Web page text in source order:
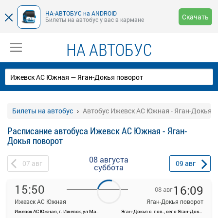
НА-АВТОБУС на ANDROID
Билеты на автобус у вас в кармане
Скачать
НА АВТОБУС
Билеты на автобус Автобус Ижевск АС Южная - Яган-Докья
Расписание автобуса Ижевск АС Южная - Яган-
Докья поворот
07 авг 08 августа
суббота 09 авг
15:50
Ижевск АС Южная
Ижевск АС Южная, г. Ижевск, ул Маяковского, 47
08 авг 16:09
Яган-Докья поворот
Яган-Докья с. пов., село Яган-Докья, Малопургинский район
На данной странице вы можете ознакомиться с расписанием и